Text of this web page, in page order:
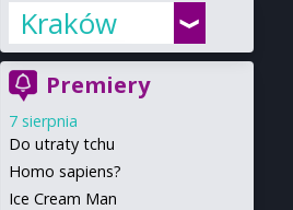
Kraków
Premiery
7 sierpnia
Do utraty tchu
Homo sapiens?
Ice Cream Man